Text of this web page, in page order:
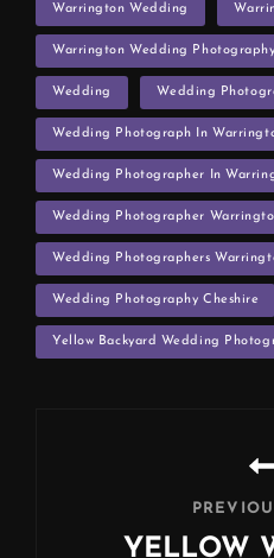
Warrington Wedding
Warrington Wedding Photography
Wedding Wedding
Wedding Photograph In
Wedding Photographer In
Wedding Photographer
Wedding Photographers
Wedding Photography Cheshire
Yellow Backyard Wedding
YELLOW